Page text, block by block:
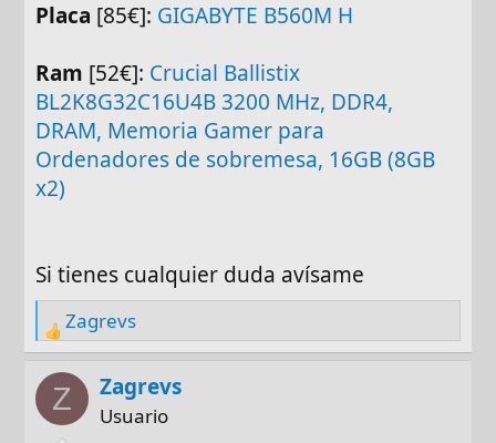
Placa [85€]: GIGABYTE B560M H
Ram [52€]: Crucial Ballistix
BL2K8G32C16U4B 3200 MHz, DDR4,
DRAM, Memoria Gamer para
Ordenadores de sobremesa, 16GB (8GB
x2)
Si tienes cualquier duda avísame
R
e
a
Zagrevs
Z Zagrevs
Usuario